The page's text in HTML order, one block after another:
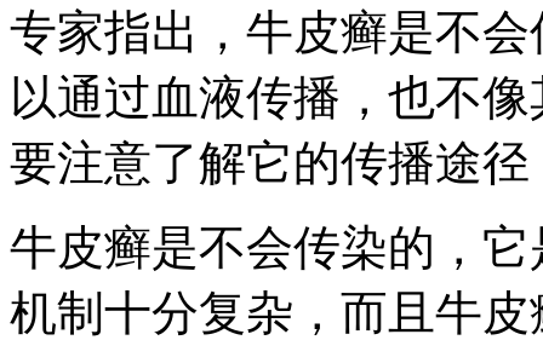
专家指出，牛皮癣是不
以通过血液传播，也不
要注意了解它的传播途
牛皮癣是不会传染的，
机制十分复杂，而且牛